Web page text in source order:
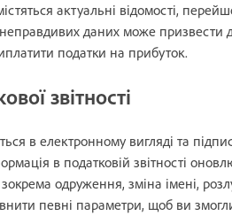
актуальні відомості,
даних може призвести
податки на прибуток.
звітності
в електронному вигляді та
в податковій звітності
одруження, зміна імені,
певні параметри, щоб ви